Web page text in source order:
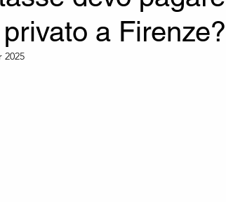
COMPRARE CASA DONAZIONI
a Firenze?
2025